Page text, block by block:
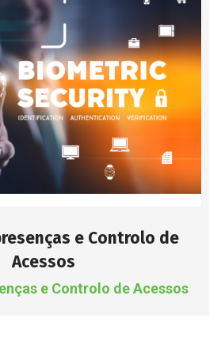
e Controlo de
Acessos
e Controlo de Acessos